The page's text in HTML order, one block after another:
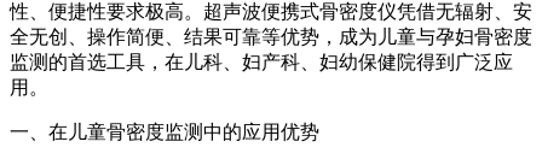
性、便捷性要求极高。超声波便携式骨密度仪凭借无辐射、安
全无创、操作简便、结果可靠等优势，成为儿童与孕妇骨密度
监测的首选工具，在儿科、妇产科、妇幼保健院得到广泛应
用。
一、在儿童骨密度监测中的应用优势